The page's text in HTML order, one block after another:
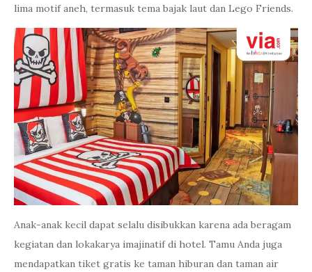
lima motif aneh, termasuk tema bajak laut dan Lego Friends.
Anak-anak kecil dapat selalu disibukkan karena ada beragam
kegiatan dan lokakarya imajinatif di hotel. Tamu Anda juga
mendapatkan tiket gratis ke taman hiburan dan taman air